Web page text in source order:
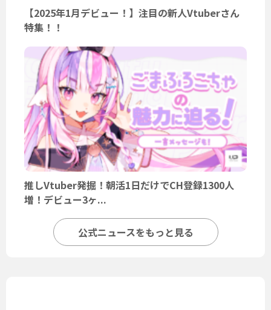
【2025年1月デビュー！】注目の新人Vtuberさん
特集！！
推しVtuber発掘！朝活1日だけでCH登録1300人
増！デビュー3ヶ...
公式ニュースをもっと見る